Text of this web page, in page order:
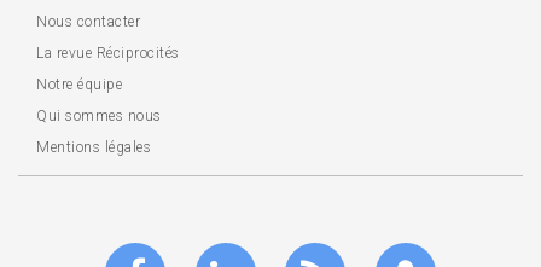
Nous contacter
La revue Réciprocités
Notre équipe
Qui sommes nous
Mentions légales